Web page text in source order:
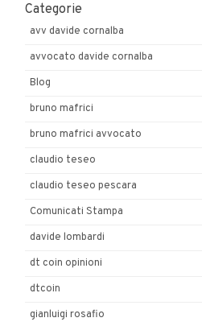
Categorie
avv davide cornalba
avvocato davide cornalba
Blog
bruno mafrici
bruno mafrici avvocato
claudio teseo
claudio teseo pescara
Comunicati Stampa
davide lombardi
dt coin opinioni
dtcoin
gianluigi rosafio